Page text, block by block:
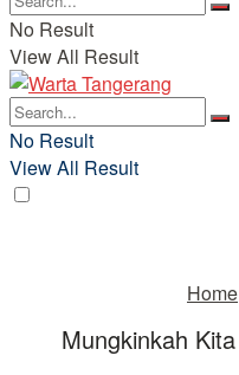
No Result
View All Result
No Result
View All Result
Home
Mungkinkah